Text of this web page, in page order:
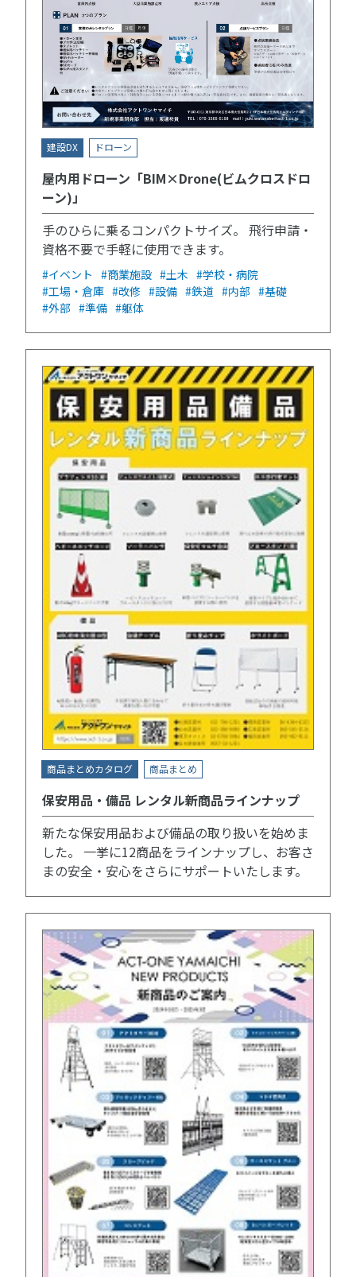
建設DX ドローン
屋内用ドローン「BIM×Drone(ビムクロスドロ
ーン)」
手のひらに乗るコンパクトサイズ。 飛行申請・
資格不要で手軽に使用できます。
#イベント #商業施設 #土木 #学校・病院
#工場・倉庫 #改修 #設備 #鉄道 #内部 #基礎
#外部 #準備 #躯体
商品まとめカタログ 商品まとめ
保安用品・備品 レンタル新商品ラインナップ
新たな保安用品および備品の取り扱いを始めま
した。 一挙に12商品をラインナップし、お客さ
まの安全・安心をさらにサポートいたします。